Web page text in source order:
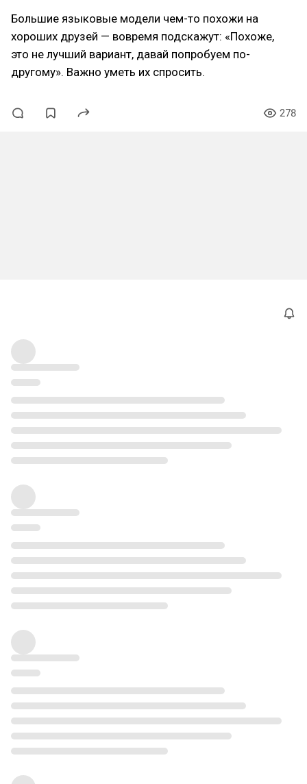
Большие языковые модели чем-то похожи на
хороших друзей — вовремя подскажут: «Похоже,
это не лучший вариант, давай попробуем по-
другому». Важно уметь их спросить.
278